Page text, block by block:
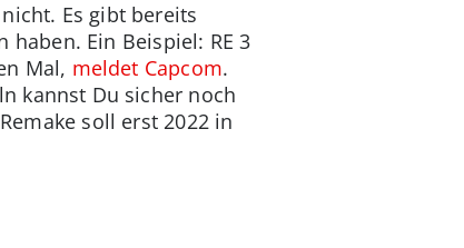
Es gibt bereits
haben. Ein Beispiel: RE 3
Mal, meldet Capcom.
kannst Du sicher noch
soll erst 2022 in